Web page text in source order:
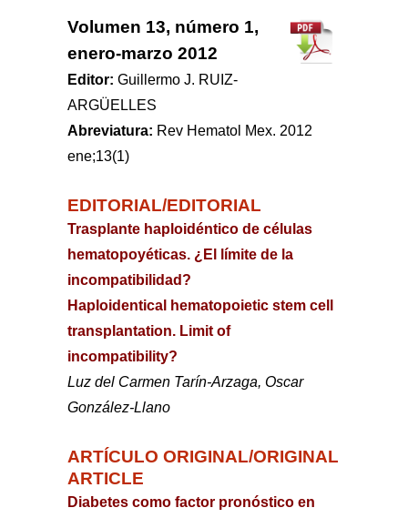
Volumen 13, número 1,
enero-marzo 2012
Editor: Guillermo J. RUIZ-
ARGÜELLES
Abreviatura: Rev Hematol Mex. 2012
ene;13(1)
EDITORIAL/EDITORIAL
Trasplante haploidéntico de células
hematopoyéticas. ¿El límite de la
incompatibilidad?
Haploidentical hematopoietic stem cell
transplantation. Limit of
incompatibility?
Luz del Carmen Tarín-Arzaga, Oscar
González-Llano
ARTÍCULO ORIGINAL/ORIGINAL
ARTICLE
Diabetes como factor pronóstico en